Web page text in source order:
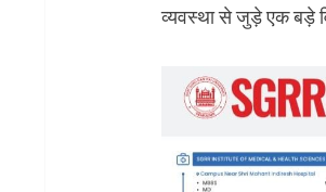
व्यवस्था से जुड़े एक बड़े